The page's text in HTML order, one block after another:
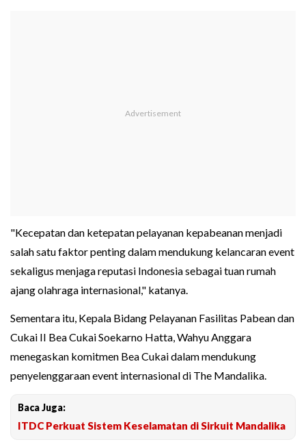
"Kecepatan dan ketepatan pelayanan kepabeanan menjadi
salah satu faktor penting dalam mendukung kelancaran event
sekaligus menjaga reputasi Indonesia sebagai tuan rumah
ajang olahraga internasional," katanya.
Sementara itu, Kepala Bidang Pelayanan Fasilitas Pabean dan
Cukai II Bea Cukai Soekarno Hatta, Wahyu Anggara
menegaskan komitmen Bea Cukai dalam mendukung
penyelenggaraan event internasional di The Mandalika.
Baca Juga:
ITDC Perkuat Sistem Keselamatan di Sirkuit Mandalika